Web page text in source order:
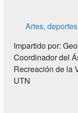
Artes,
Impartido por:
Coordinador del
Recreación de la
UTN